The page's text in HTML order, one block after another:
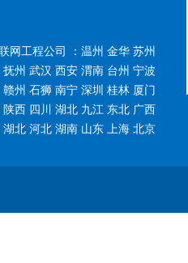
网工程公司 ：温州 金华 苏州
州 武汉 西安 渭南 台州 宁波
州 石狮 南宁 深圳 桂林 厦门
西 四川 湖北 九江 东北 广西
北 河北 湖南 山东 上海 北京